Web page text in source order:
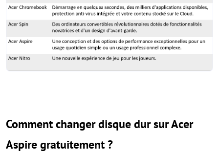
Comment changer disque dur sur Acer
Aspire gratuitement ?